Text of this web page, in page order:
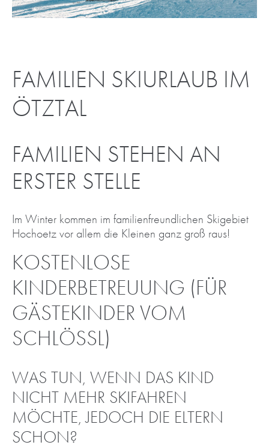
FAMILIEN SKIURLAUB IM
ÖTZTAL
FAMILIEN STEHEN AN
ERSTER STELLE
Im Winter kommen im familienfreundlichen Skigebiet
Hochoetz vor allem die Kleinen ganz groß raus!
KOSTENLOSE
KINDERBETREUUNG (FÜR
GÄSTEKINDER VOM
SCHLÖSSL)
WAS TUN, WENN DAS KIND
NICHT MEHR SKIFAHREN
MÖCHTE, JEDOCH DIE ELTERN
SCHON?